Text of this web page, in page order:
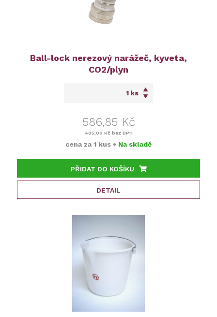
Ball-lock nerezový narážeč, kyveta,
CO2/plyn
ks
586,85 Kč
485,00 Kč bez DPH
cena za 1 kus • Na skladě
PŘIDAT DO KOŠÍKU
DETAIL